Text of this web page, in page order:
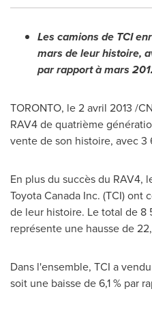
Les camions de TCI
mars de leur histoire,
par rapport à mars
TORONTO, le 2 avril 2013 /
RAV4 de quatrième
vente de son histoire, avec 3
En plus du succès du RAV4,
ToyotaCanada Inc. (TCI) ont
de leur histoire. Le total de 8
représente une hausse de
Dans l'ensemble, TCI a
soit une baisse de 6,1 % par